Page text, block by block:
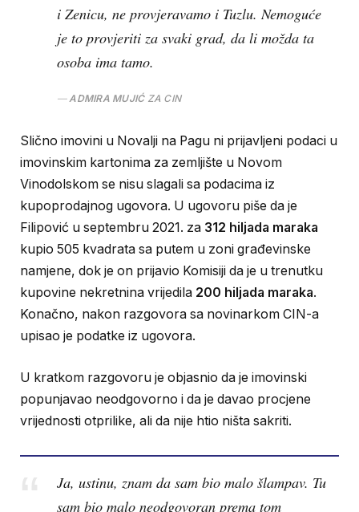
i Zenicu, ne provjeravamo i Tuzlu. Nemoguće
je to provjeriti za svaki grad, da li možda ta
osoba ima tamo.
ADMIRA MUJIĆZA CIN
Slično imovini u Novalji na Pagu ni prijavljeni podaci u
imovinskim kartonima za zemljište u Novom
Vinodolskom se nisu slagali sa podacima iz
kupoprodajnog ugovora. U ugovoru piše da je
Filipović u septembru 2021. za 312 hiljada maraka
kupio 505 kvadrata sa putem u zoni građevinske
namjene, dok je on prijavio Komisiji da je u trenutku
kupovine nekretnina vrijedila 200 hiljada maraka.
Konačno, nakon razgovora sa novinarkom CIN-a
upisao je podatke iz ugovora.
U kratkom razgovoru je objasnio da je imovinski
popunjavao neodgovorno i da je davao procjene
vrijednosti otprilike, ali da nije htio ništa sakriti.
Ja, ustinu, znam da sam bio malo šlampav. Tu
sam bio malo neodgovoran prema tom